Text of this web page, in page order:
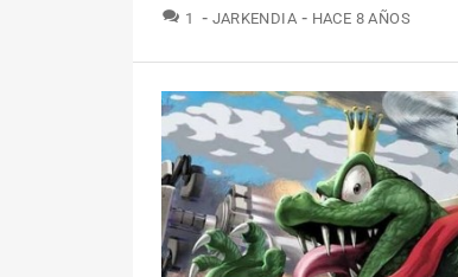
1 COMENTARIOS
JARKENDIA HACE 8 AÑOS